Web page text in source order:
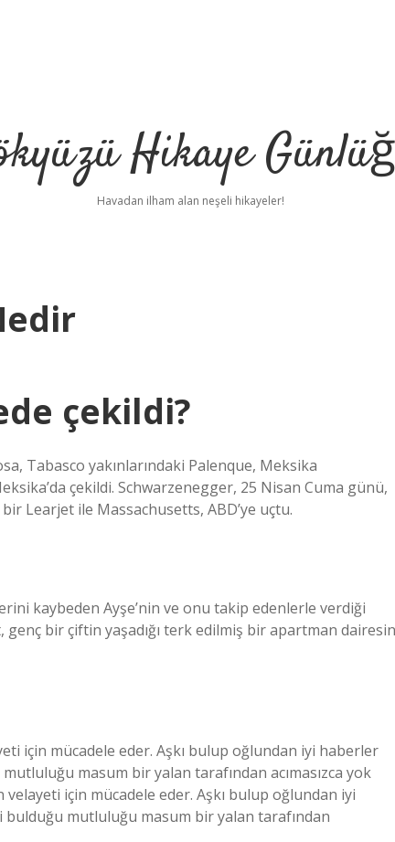
Hikaye
Havadan ilham alan neşeli hikayeler!
çekildi?
Tabasco yakınlarındaki Palenque, Meksika
çekildi. Schwarzenegger, 25 Nisan Cuma günü,
Learjet ile Massachusetts, ABD’ye uçtu.
kaybeden Ayşe’nin ve onu takip edenlerle verdiği
bir çiftin yaşadığı terk edilmiş bir apartman
için mücadele eder. Aşkı bulup oğlundan iyi haberler
masum bir yalan tarafından acımasızca yok
için mücadele eder. Aşkı bulup oğlundan iyi
bulduğu mutluluğu masum bir yalan tarafından